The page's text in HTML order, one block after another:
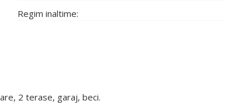
Regim inaltime:
2 terase, garaj, beci.